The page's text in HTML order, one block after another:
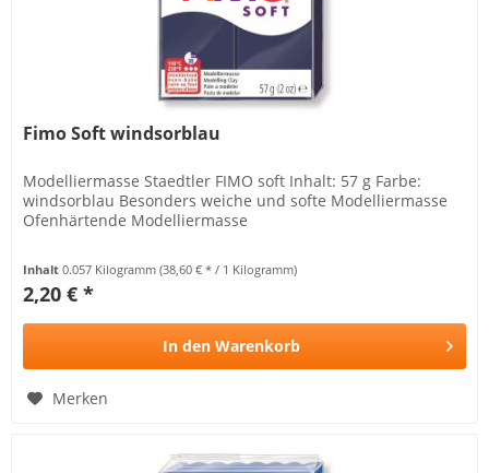
Fimo Soft windsorblau
Modelliermasse Staedtler FIMO soft Inhalt: 57 g Farbe:
windsorblau Besonders weiche und softe Modelliermasse
Ofenhärtende Modelliermasse
Inhalt0.057 Kilogramm(38,60 € * / 1 Kilogramm)
2,20 € *
In den Warenkorb
Merken